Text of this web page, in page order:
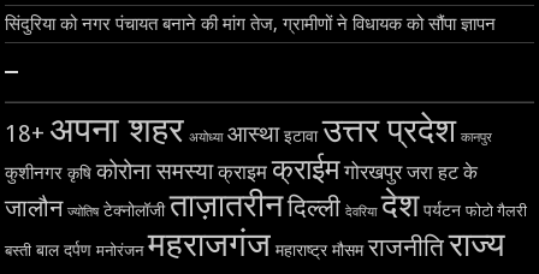
सिंदुरिया को नगर पंचायत बनाने की मांग तेज, ग्रामीणों ने विधायक को सौंपा ज्ञापन
–
18+ अपना शहर अयोध्या आस्था इटावा उत्तर प्रदेश कानपुर
कुशीनगर कृषि कोरोना समस्या क्राइम क्राईम गोरखपुर जरा हट के
जालौन ज्योतिष टेक्नोलॉजी ताज़ातरीनदिल्ली देवरिया देश पर्यटन फोटो गैलरी
बस्ती बाल दर्पण मनोरंजन महराजगंज महाराष्ट्र मौसम राजनीतिराज्य